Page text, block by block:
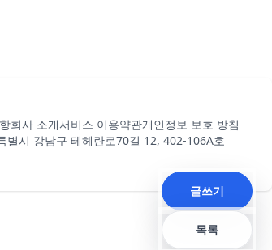
회사 소개서비스 이용약관개인정보 보호 방침
별시 강남구 테헤란로70길 12, 402-106A호
글쓰기
목록